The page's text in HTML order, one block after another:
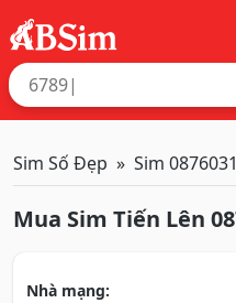
Sim Số Đẹp Sim
Mua Sim Tiến Lên
Nhà mạng: